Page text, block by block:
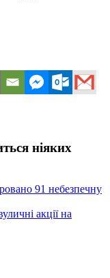
ніяких
91 небезпечну
акції на